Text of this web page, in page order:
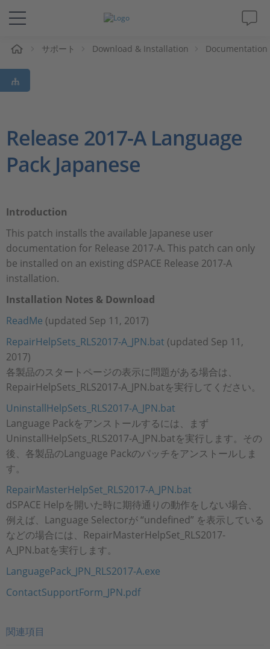
ソリューションと製品
サポート
Magazine
採用情報
サポート Download & Installation Documentation
Release 2017-A Language
Pack Japanese
Introduction
This patch installs the available Japanese user
documentation for Release 2017-A. This patch can only
be installed on an existing dSPACE Release 2017-A
installation.
Installation Notes & Download
ReadMe (updated Sep 11, 2017)
RepairHelpSets_RLS2017-A_JPN.bat (updated Sep 11,
2017)
各製品のスタートページの表示に問題がある場合は、
RepairHelpSets_RLS2017-A_JPN.batを実行してください。
UninstallHelpSets_RLS2017-A_JPN.bat
Language Packをアンストールするには、まず
UninstallHelpSets_RLS2017-A_JPN.batを実行します。その
後、各製品のLanguage Packのパッチをアンストールしま
す。
RepairMasterHelpSet_RLS2017-A_JPN.bat
dSPACE Helpを開いた時に期待通りの動作をしない場合、
例えば、Language Selectorが “undefined” を表示している
などの場合には、RepairMasterHelpSet_RLS2017-
A_JPN.batを実行します。
LanguagePack_JPN_RLS2017-A.exe
ContactSupportForm_JPN.pdf
関連項目